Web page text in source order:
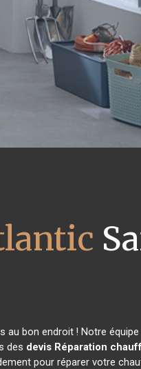
au bon endroit ! Notre
des devis Réparation
pour réparer votre